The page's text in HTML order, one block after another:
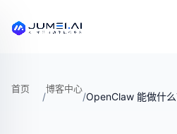
首页
/
博客中心
/OpenClaw 能做什